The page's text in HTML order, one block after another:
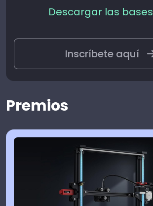
Descargar las bases
Inscríbete aquí
Premios